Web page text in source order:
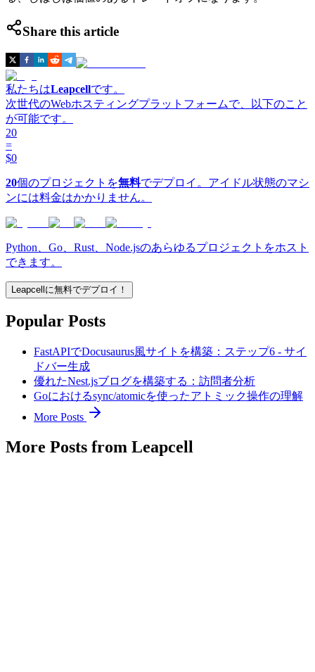
Share this article
私たちはLeapcellです。
次世代のWebホスティングプラットフォームで、以下のこと
が可能です。
20
=
$0
20個のプロジェクトを無料でデプロイ。アイドル状態のマシ
ンには料金はかかりません。
Python、Go、Rust、Node.jsのあらゆるプロジェクトをホスト
できます。
Leapcellに無料でデプロイ！
Popular Posts
FastAPIでDocusaurus風サイトを構築：ステップ6 - サイ
ドバー生成
優れたNest.jsブログを構築する：訪問者分析
Goにおけるsync/atomicを使ったアトミック操作の理解
More Posts
More Posts from Leapcell